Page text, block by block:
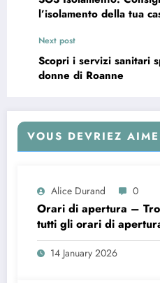
l’isolamento della tua
Next post
Scopri i servizi sanitari
donne di Roanne
VOUS DEVRIEZ
Alice Durand 0
Orari di apertura –
tutti gli orari di
14 January 2026